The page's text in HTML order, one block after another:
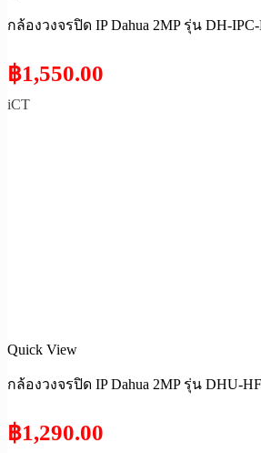
กล้องวงจรปิด IP Dahua 2MP รุ่น DH-IPC-
฿1,550.00
iCT
Quick View
กล้องวงจรปิด IP Dahua 2MP รุ่น DHU-
฿1,290.00